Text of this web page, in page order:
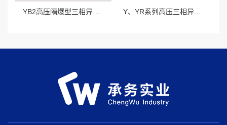
Y、YR系列高压三相异步电动机